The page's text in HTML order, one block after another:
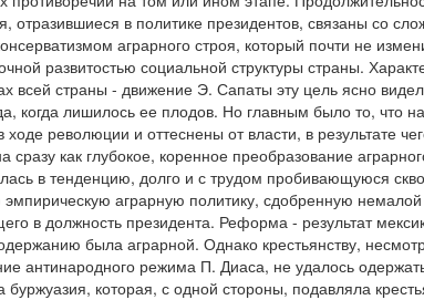
отразившиеся в политике президентов, связаны со
аграрного строя, который почти не
развитостью социальной структуры страны.
всей страны - движение Э. Сапаты эту цель ясно
когда лишилось ее плодов. Но главным было то, что
ходе революции и оттеснены от власти, в результате
сразу как глубокое, коренное преобразование
в тенденцию, долго и с трудом пробивающуюся
эмпирическую аграрную политику, сдобренную
в должность президента. Реформа - результат
была аграрной. Однако крестьянству,
антинародного режима П. Диаса, не удалось
буржуазия, которая, с одной стороны, подавляла